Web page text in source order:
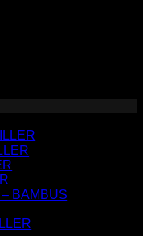
BAMBUS